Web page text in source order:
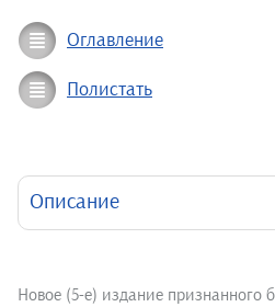
Оглавление
Полистать
Описание
Новое (5-е) издание признанного